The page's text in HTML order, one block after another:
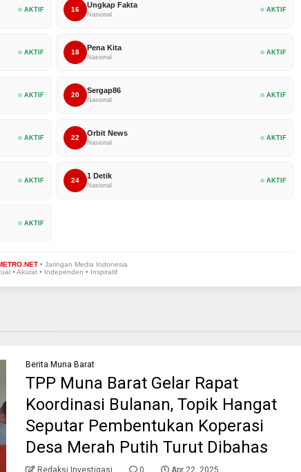
AKTIF 16
Ungkap Fakta
Nasional
AKTIF
AKTIF 18
Pena Kita
Nasional
AKTIF
AKTIF 20
Sergap86
Nasional
AKTIF
AKTIF 22
Orbit News
Nasional
AKTIF
AKTIF 24
1 Detik
Nasional
AKTIF
AKTIF
• Jaringan Media Indonesia
• Akurat • Independen • Inspiratif
Berita Muna Barat
TPP Muna Barat Gelar Rapat
Koordinasi Bulanan, Topik Hangat
Seputar Pembentukan Koperasi
Desa Merah Putih Turut Dibahas
Redaksi Investigasi 0 Apr 22, 2025